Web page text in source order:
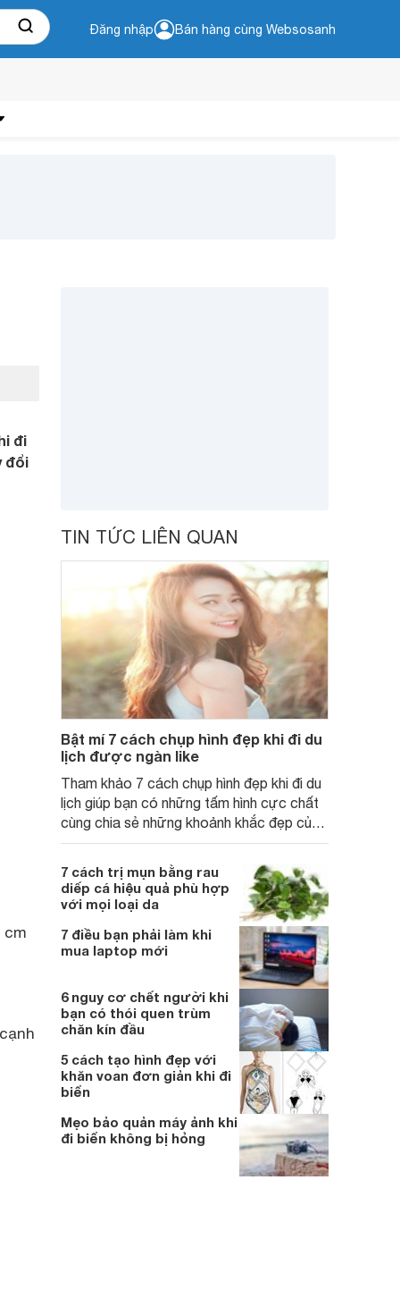
Đăng nhập Bán hàng cùng Websosanh
đi
đổi
cm
TIN TỨC LIÊN QUAN
Bật mí 7 cách chụp hình đẹp khi đi du
lịch được ngàn like
Tham khảo 7 cách chụp hình đẹp khi đi du
lịch giúp bạn có những tấm hình cực chất
cùng chia sẻ những khoảnh khắc đẹp của
chuyến đi đầy lý thú nhé.
7 cách trị mụn bằng rau
diếp cá hiệu quả phù hợp
với mọi loại da
7 điều bạn phải làm khi
mua laptop mới
6 nguy cơ chết người khi
bạn có thói quen trùm
chăn kín đầu
5 cách tạo hình đẹp với
khăn voan đơn giản khi đi
biển
Mẹo bảo quản máy ảnh khi
đi biển không bị hỏng